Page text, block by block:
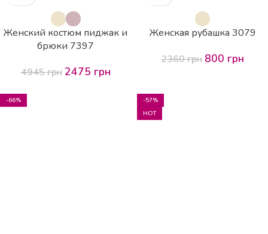
Женский костюм пиджак и
брюки 7397
4945грн 2475 грн
Женская рубашка 3079
2360грн 800 грн
-66%
-57%
HOT